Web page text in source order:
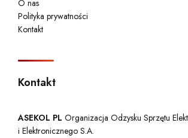
O nas
Polityka prywatności
Kontakt
Kontakt
ASEKOL PL Organizacja Odzysku Sprzętu
i Elektronicznego S.A.